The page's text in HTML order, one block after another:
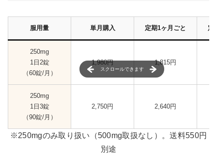
服用量 単月購入 定期1ヶ月ごと 定
250mg
1日2錠
（60錠/月）
1,980円 1,815円
250mg
1日3錠
（90錠/月）
2,750円 2,640円
スクロールできます
※250mgのみ取り扱い（500mg取扱なし）。送料550円
別途